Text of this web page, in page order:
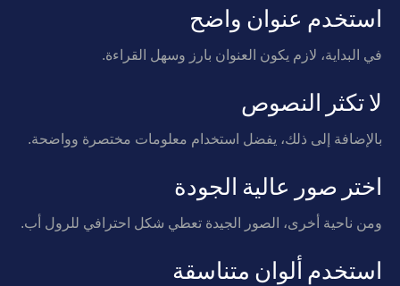
استخدم عنوان واضح
في البداية، لازم يكون العنوان بارز وسهل القراءة.
لا تكثر النصوص
بالإضافة إلى ذلك، يفضل استخدام معلومات مختصرة وواضحة.
اختر صور عالية الجودة
ومن ناحية أخرى، الصور الجيدة تعطي شكل احترافي للرول أب.
استخدم ألوان متناسقة